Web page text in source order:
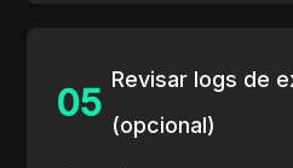
05
Revisar logs de
(opcional)